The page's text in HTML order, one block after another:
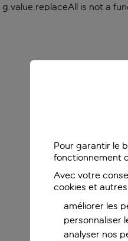
g.value.replaceAll is not a
Pour garantir le
fonctionnement
Avec votre
cookies et
améliorer les
personnaliser
analyser nos